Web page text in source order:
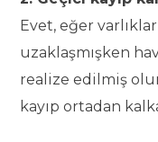
Evet, eğer
uzaklaşmışken
realize edilmiş
kayıp ortadan